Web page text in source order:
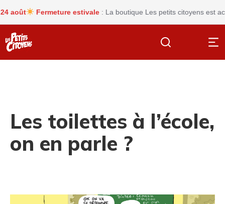
Fermeture estivale: La boutique Les petits citoyens est
Les toilettes à l’école,
on en parle ?